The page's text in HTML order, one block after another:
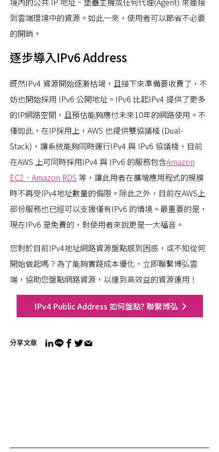
到雲端環境中的資源。如此一來，使用者可以節省不必要
的開銷。
逐步導入IPv6 Address
既然IPv4 資源開始逐漸枯竭，且接下來準備要收費了，不
妨也開始採用 IPv6 公開地址。IPv6 比起IPv4 提供了更多
的IP網路空間，且預估能夠應付未來10年的網路使用。不
僅如此，在IP採用上，AWS 也提供雙協議棧 (Dual-
Stack)，讓系統能夠同時運行IPv4 與 IPv6 協議棧，目前
在AWS 上可同時採用IPv4 與 IPv6 的服務包含Amazon
EC2、Amazon RDS 等，讓此用者在擴增應用程式的規模
時不再受IPv4地址數量的侷限。除此之外，目前在AWS上
部份服務也已經可以支援僅有IPv6 的情境。最重要的是，
現在IPv6 是免費的，對使用者來說更是一大福音。
您對於目前IPv4地址網路資源盤點感到困惑，或不知從何
開始做起嗎？為了能夠實踐成本優化，立即聯繫博弘雲
端，協助您盤點網路資源，以達到高效益的資源運用！
IPv4 Public Address 如何盤點? 聯繫博弘
分享文章